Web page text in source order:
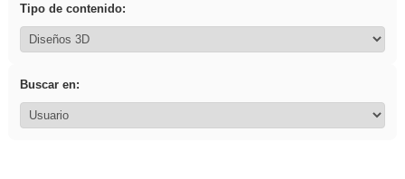
Tipo de contenido:
Buscar en: